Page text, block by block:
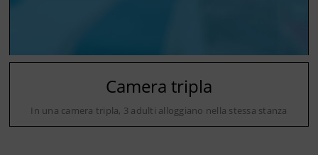
Camera tripla
In una camera tripla, 3 adulti alloggiano nella stessa stanza